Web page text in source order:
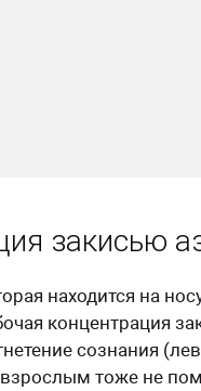
закисью
находится на
концентрация
сознания
тоже не